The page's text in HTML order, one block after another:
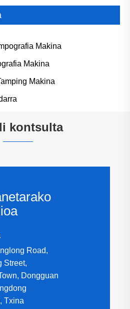
Makina
Makina
Makina
kontsulta
Road,
Street,
Dongguan
Txina